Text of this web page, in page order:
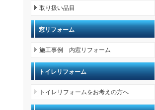
取り扱い品目
窓リフォーム
施工事例 内窓リフォーム
トイレリフォーム
トイレリフォームをお考えの方へ